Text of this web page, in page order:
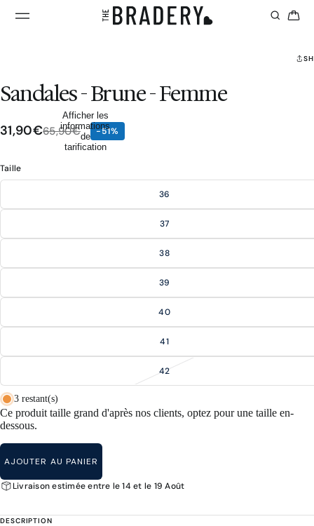
Sandales - Brune - Femme
31,90€65,90€
Afficher les
informations
de
tarification
-51%
Taille
36
37
38
39
40
41
42
3 restant(s)
Ce produit taille grand d'après nos clients, optez pour une taille en-
dessous.
AJOUTER AU PANIER
Livraison estimée entre le 14 et le 19 Août
DESCRIPTION